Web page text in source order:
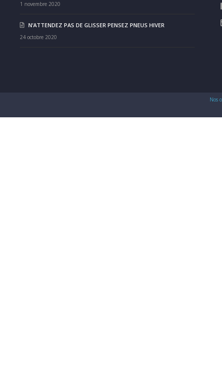
1 novembre 2020
N’ATTENDEZ PAS DE GLISSER PENSEZ PNEUS HIVER
24 octobre 2020
Nos